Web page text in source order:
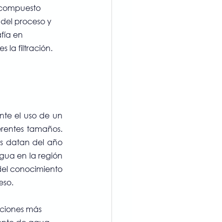
proceso y
en
la filtración.
el uso de un
tamaños.
datan del año
en la región
conocimiento
más